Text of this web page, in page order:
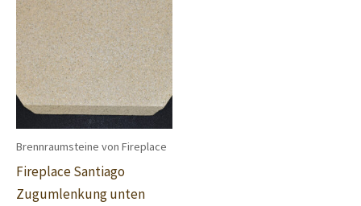
Brennraumsteine von Fireplace
Fireplace Santiago
Zugumlenkung unten